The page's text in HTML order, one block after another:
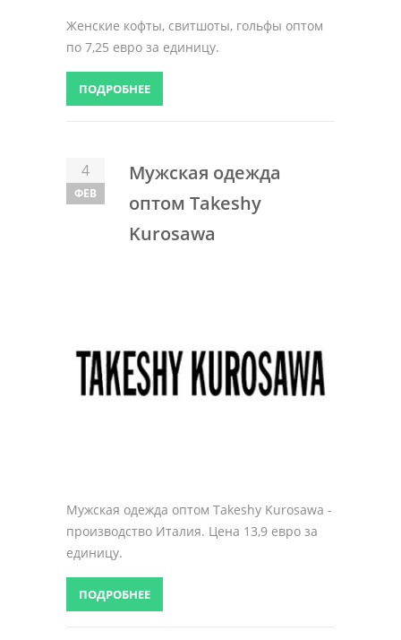
Женские кофты, свитшоты, гольфы оптом
по 7,25 евро за единицу.
ПОДРОБНЕЕ
4
ФЕВ
Мужская одежда
оптом Takeshy
Kurosawa
Мужская одежда оптом Takeshy Kurosawa -
производство Италия. Цена 13,9 евро за
единицу.
ПОДРОБНЕЕ